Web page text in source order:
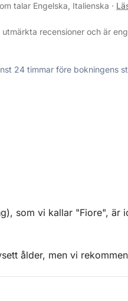
talar Engelska, Italienska ·
recensioner och är
24 timmar före bokningens
som vi kallar "Fiore", är
ålder, men vi
styrplats och en